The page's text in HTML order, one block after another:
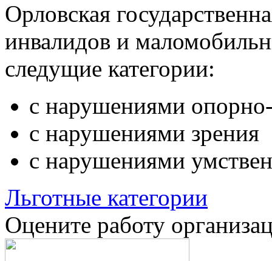
Орловская
инвалидов и
следущие категории:
с нарушениями опорно-
с нарушениями зрения
с нарушениями
Льготные категории
Оцените работу